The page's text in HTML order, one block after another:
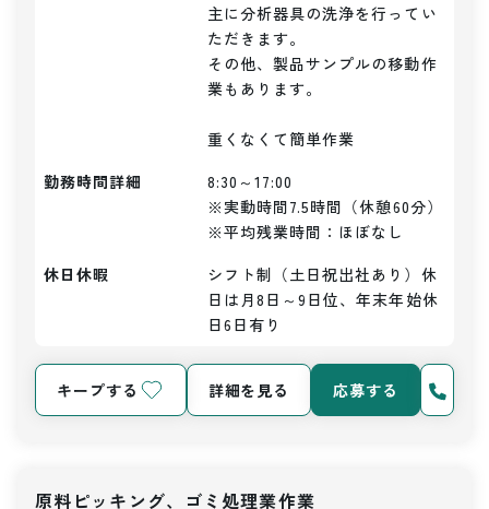
主に分析器具の洗浄を行ってい
ただきます。
その他、製品サンプルの移動作
業もあります。
重くなくて簡単作業
勤務時間詳細
8:30～17:00
※実動時間7.5時間（休憩60分）
※平均残業時間：ほぼなし
休日休暇
シフト制（土日祝出社あり）休
日は月8日～9日位、年末年始休
日6日有り
キープする 詳細を見る 応募する
原料ピッキング、ゴミ処理業作業